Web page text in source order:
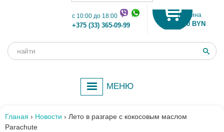
Корзина
0.00 BYN
c 10:00 до 18:00
+375 (33) 365-09-99
Форма
Поиск
МЕНЮ
Гланая › Новости › Лето в разгаре с кокосовым маслом
Parachute